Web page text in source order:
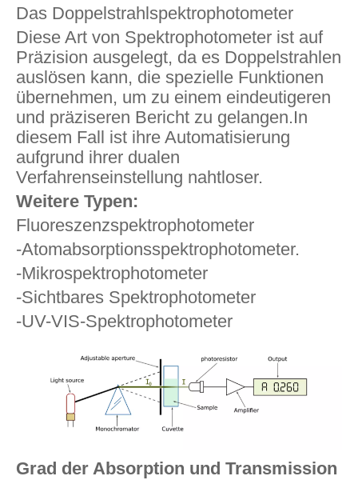
Das Doppelstrahlspektrophotometer
Diese Art von Spektrophotometer ist auf
Präzision ausgelegt, da es Doppelstrahlen
auslösen kann, die spezielle Funktionen
übernehmen, um zu einem eindeutigeren
und präziseren Bericht zu gelangen.In
diesem Fall ist ihre Automatisierung
aufgrund ihrer dualen
Verfahrenseinstellung nahtloser.
Weitere Typen:
Fluoreszenzspektrophotometer
-Atomabsorptionsspektrophotometer.
-Mikrospektrophotometer
-Sichtbares Spektrophotometer
-UV-VIS-Spektrophotometer
Grad der Absorption und Transmission